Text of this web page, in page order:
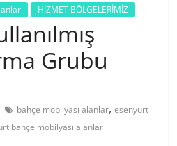
HİZMET BÖLGELERİMİZ
Grubu
bahçe mobilyası alanlar,esenyurt
bahçe mobilyası alanlar